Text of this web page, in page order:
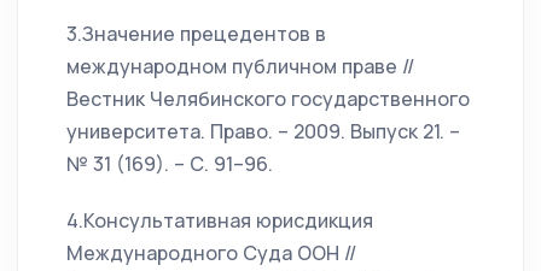
3.Значение прецедентов в
международном публичном праве //
Вестник Челябинского государственного
университета. Право. – 2009. Выпуск 21. –
№ 31 (169). – С. 91–96.
4.Консультативная юрисдикция
Международного Суда ООН //